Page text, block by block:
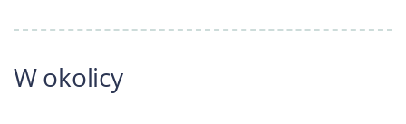
W okolicy